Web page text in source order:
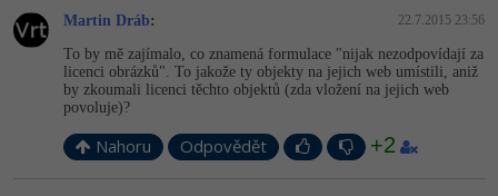
Django
Best practices
SQLite
Projektový manažer
Databázový analytik
Copywriter
SQL
Návrh SW
Algoritmy -41%
Copywriting
MS Office -80%
Google Dokumenty
Inkscape
Fotografování -80%
Video
Martin Dráb: 22.7.2015 23:56
To by mě zajímalo, co znamená formulace "nijak nezodpovídají za
licenci obrázků". To jakože ty objekty na jejich web umístili, aniž
by zkoumali licenci těchto objektů (zda vložení na jejich web
povoluje)?
Nahoru Odpovědět +2